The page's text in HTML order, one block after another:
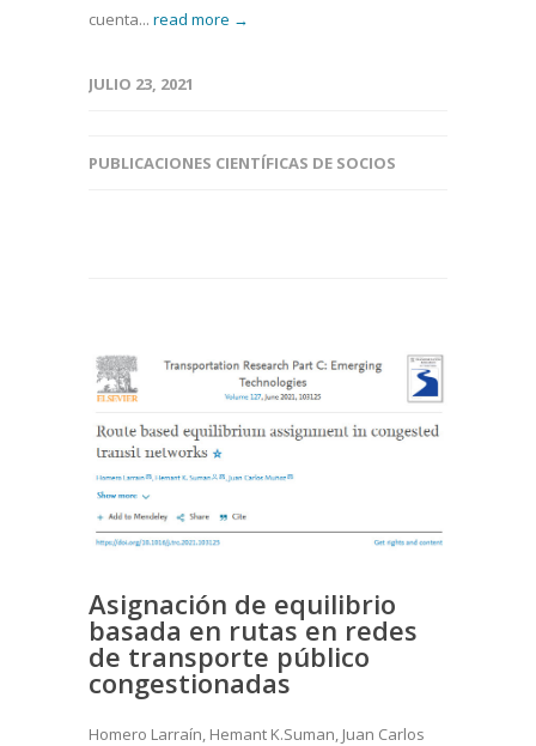
cuenta... read more →
JULIO 23, 2021
PUBLICACIONES CIENTÍFICAS DE SOCIOS
Asignación de equilibrio
basada en rutas en redes
de transporte público
congestionadas
Homero Larraín, Hemant K.Suman, Juan Carlos